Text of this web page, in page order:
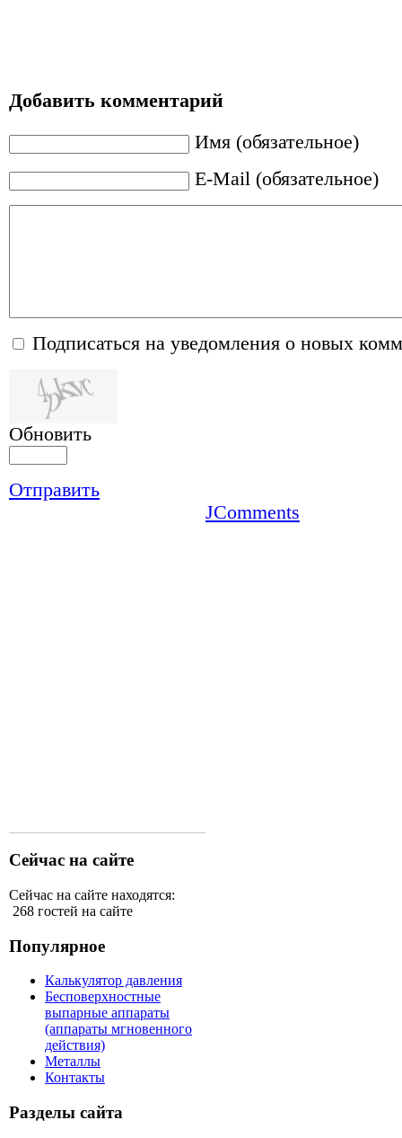
Добавить комментарий
Имя (обязательное)
E-Mail (обязательное)
Подписаться на уведомления о новых
Обновить
Отправить
JComments
Сейчас на сайте
Сейчас на сайте находятся:
268 гостей на сайте
Популярное
Калькулятор давления
Бесповерхностные
выпарные аппараты
(аппараты мгновенного
действия)
Металлы
Контакты
Разделы сайта